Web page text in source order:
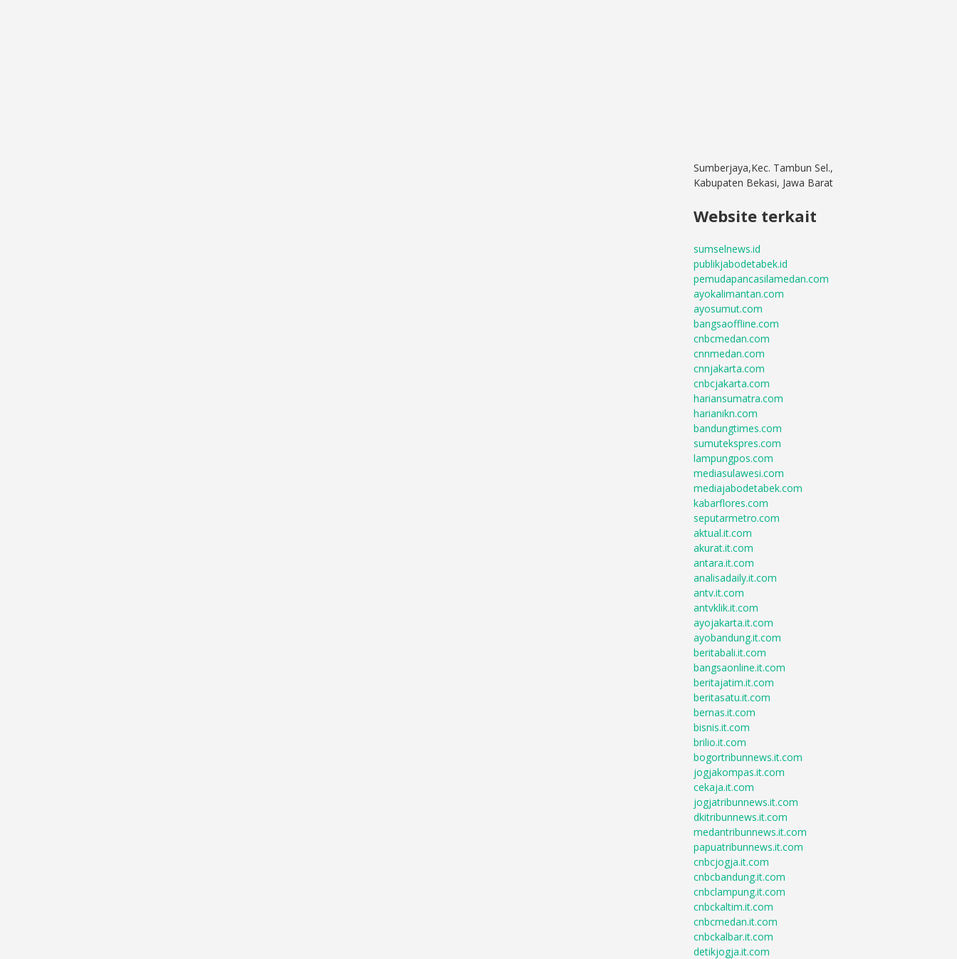
Sumberjaya,Kec. Tambun Sel.,
Kabupaten Bekasi, Jawa Barat
Website terkait
sumselnews.id
publikjabodetabek.id
pemudapancasilamedan.com
ayokalimantan.com
ayosumut.com
bangsaoffline.com
cnbcmedan.com
cnnmedan.com
cnnjakarta.com
cnbcjakarta.com
hariansumatra.com
harianikn.com
bandungtimes.com
sumutekspres.com
lampungpos.com
mediasulawesi.com
mediajabodetabek.com
kabarflores.com
seputarmetro.com
aktual.it.com
akurat.it.com
antara.it.com
analisadaily.it.com
antv.it.com
antvklik.it.com
ayojakarta.it.com
ayobandung.it.com
beritabali.it.com
bangsaonline.it.com
beritajatim.it.com
beritasatu.it.com
bernas.it.com
bisnis.it.com
brilio.it.com
bogortribunnews.it.com
jogjakompas.it.com
cekaja.it.com
jogjatribunnews.it.com
dkitribunnews.it.com
medantribunnews.it.com
papuatribunnews.it.com
cnbcjogja.it.com
cnbcbandung.it.com
cnbclampung.it.com
cnbckaltim.it.com
cnbcmedan.it.com
cnbckalbar.it.com
detikjogja.it.com